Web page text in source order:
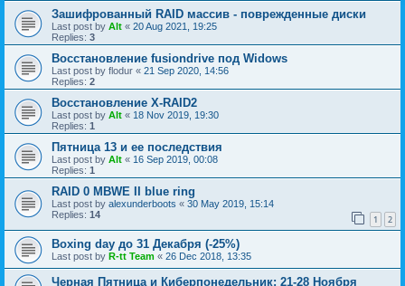
Зашифрованный RAID массив - поврежденные диски
Last post by Alt « 20 Aug 2021, 19:25
Replies: 3
Восстановление fusiondrive под Widows
Last post by flodur « 21 Sep 2020, 14:56
Replies: 2
Восстановление X-RAID2
Last post by Alt « 18 Nov 2019, 19:30
Replies: 1
Пятница 13 и ее последствия
Last post by Alt « 16 Sep 2019, 00:08
Replies: 1
RAID 0 MBWE II blue ring
Last post by alexunderboots « 30 May 2019, 15:14
Replies: 14 1 2
Boxing day до 31 Декабря (-25%)
Last post by R-tt Team « 26 Dec 2018, 13:35
Черная Пятница и Киберпонедельник: 21-28 Ноября